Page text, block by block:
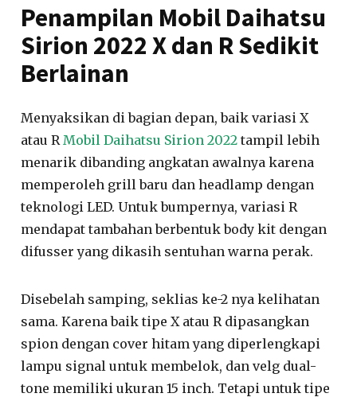
Penampilan Mobil Daihatsu
Sirion 2022 X dan R Sedikit
Berlainan
Menyaksikan di bagian depan, baik variasi X
atau R Mobil Daihatsu Sirion 2022 tampil lebih
menarik dibanding angkatan awalnya karena
memperoleh grill baru dan headlamp dengan
teknologi LED. Untuk bumpernya, variasi R
mendapat tambahan berbentuk body kit dengan
difusser yang dikasih sentuhan warna perak.
Disebelah samping, seklias ke-2 nya kelihatan
sama. Karena baik tipe X atau R dipasangkan
spion dengan cover hitam yang diperlengkapi
lampu signal untuk membelok, dan velg dual-
tone memiliki ukuran 15 inch. Tetapi untuk tipe